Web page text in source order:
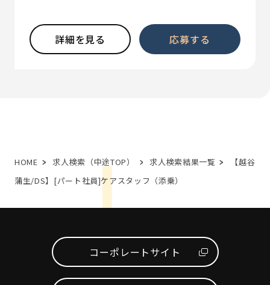
詳細を見る 応募する
HOME 求人検索（中途TOP） 求人検索結果一覧
【越谷
蒲生/DS】[パート社員]ケアスタッフ（添乗）
コーポレートサイト